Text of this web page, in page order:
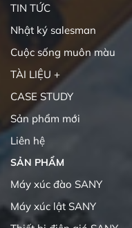
TIN TỨC
Nhật ký salesman
Cuộc sống muôn màu
TÀI LIỆU +
CASE STUDY
Sản phẩm mới
Liên hệ
SẢN PHẨM
Máy xúc đào SANY
Máy xúc lật SANY